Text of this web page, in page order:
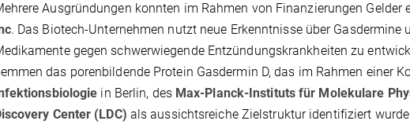
Ausgründungen konnten im Rahmen von Finanzierungen
. Das Biotech-Unternehmen nutzt neue Erkenntnisse über
gegen schwerwiegende Entzündungskrankheiten zu
das porenbildende Protein Gasdermin D, das im Rahmen einer
in Berlin, des Max-Planck-Instituts für Molekulare
Center (LDC) als aussichtsreiche Zielstruktur identifiziert